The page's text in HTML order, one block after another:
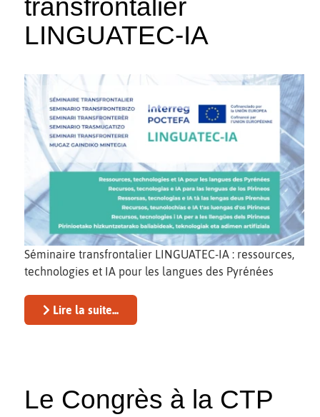
transfrontalier
LINGUATEC-IA
Séminaire transfrontalier LINGUATEC-IA : ressources,
technologies et IA pour les langues des Pyrénées
Lire la suite...
Le Congrès à la CTP